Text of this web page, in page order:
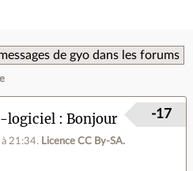
de gyo dans les forums
logiciel Bonjour
21:34. Licence CC By‑SA.
-17